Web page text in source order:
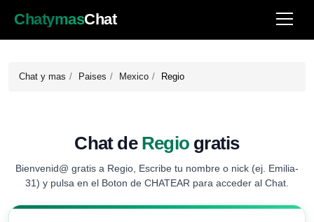
ChatymasChat
Chat y mas Paises Mexico Regio
Chat de Regio gratis
Bienvenid@ gratis a Regio, Escribe tu nombre o nick (ej. Emilia-
31) y pulsa en el Boton de CHATEAR para acceder al Chat.